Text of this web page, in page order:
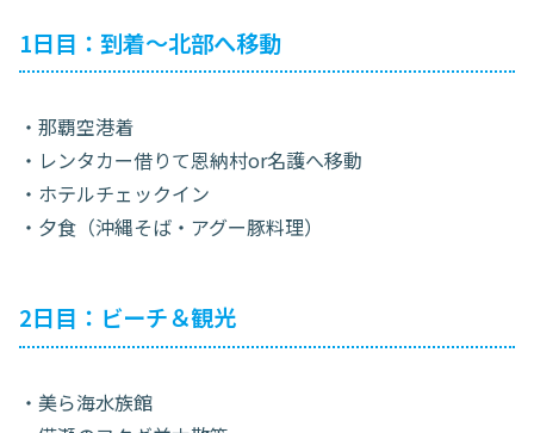
1日目：到着〜北部へ移動
・那覇空港着
・レンタカー借りて恩納村or名護へ移動
・ホテルチェックイン
・夕食（沖縄そば・アグー豚料理）
2日目：ビーチ＆観光
・美ら海水族館